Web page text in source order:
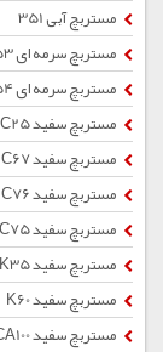
مستربچ آبی 351
مستربچ سرمه ای 353
مستربچ سرمه ای 354
مستربچ سفید C25
مستربچ سفید C67
مستربچ سفید C76
مستربچ سفید C75
مستربچ سفید K35
مستربچ سفید K60
مستربچ سفید CA100